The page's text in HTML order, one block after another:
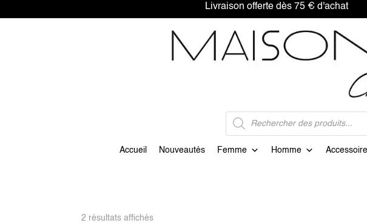
Livraison offerte dès 75
de
produits
Accueil Nouveautés Femme Homme
2 résultats affichés